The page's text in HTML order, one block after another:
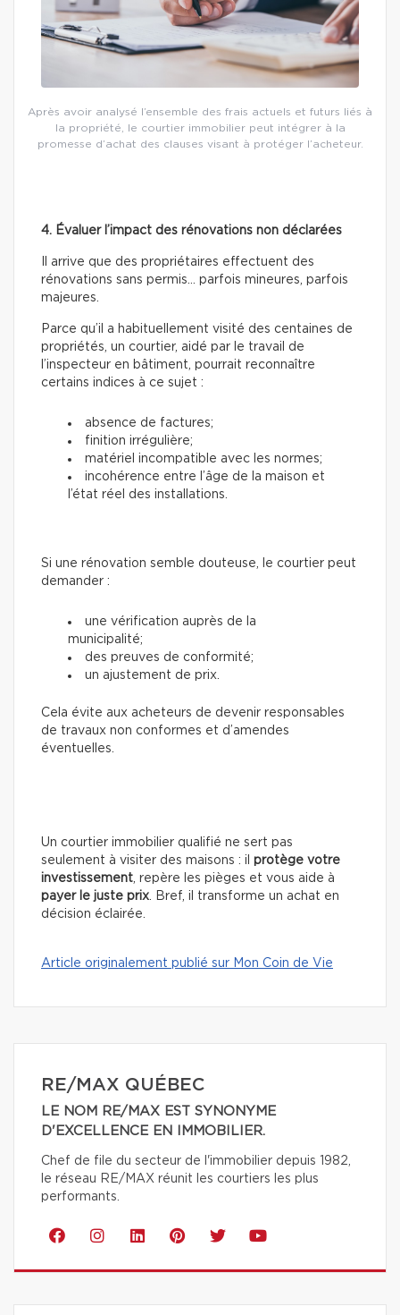
Après avoir analysé l’ensemble des frais actuels et futurs liés à
la propriété, le courtier immobilier peut intégrer à la
promesse d’achat des clauses visant à protéger l’acheteur.
4. Évaluer l’impact des rénovations non déclarées
Il arrive que des propriétaires effectuent des
rénovations sans permis… parfois mineures, parfois
majeures.
Parce qu’il a habituellement visité des centaines de
propriétés, un courtier, aidé par le travail de
l’inspecteur en bâtiment, pourrait reconnaître
certains indices à ce sujet :
absence de factures;
finition irrégulière;
matériel incompatible avec les normes;
incohérence entre l’âge de la maison et
l’état réel des installations.
Si une rénovation semble douteuse, le courtier peut
demander :
une vérification auprès de la
municipalité;
des preuves de conformité;
un ajustement de prix.
Cela évite aux acheteurs de devenir responsables
de travaux non conformes et d’amendes
éventuelles.
Un courtier immobilier qualifié ne sert pas
seulement à visiter des maisons : il protège votre
investissement, repère les pièges et vous aide à
payer le juste prix. Bref, il transforme un achat en
décision éclairée.
Article originalement publié sur Mon Coin de Vie
RE/MAX QUÉBEC
LE NOM RE/MAX EST SYNONYME
D'EXCELLENCE EN IMMOBILIER.
Chef de file du secteur de l'immobilier depuis 1982,
le réseau RE/MAX réunit les courtiers les plus
performants.